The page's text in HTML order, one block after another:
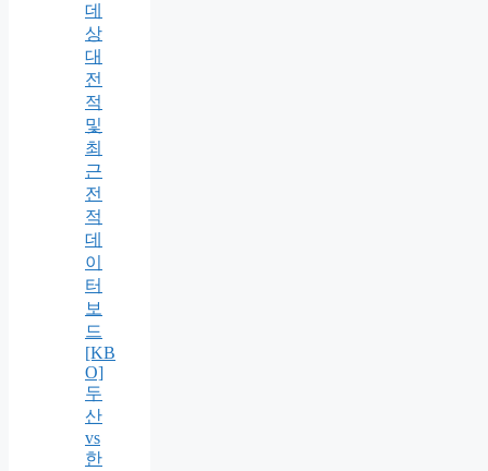
데
상
대
전
적
및
최
근
전
적
데
이
터
보
드
[KB
O]
두
산
vs
한